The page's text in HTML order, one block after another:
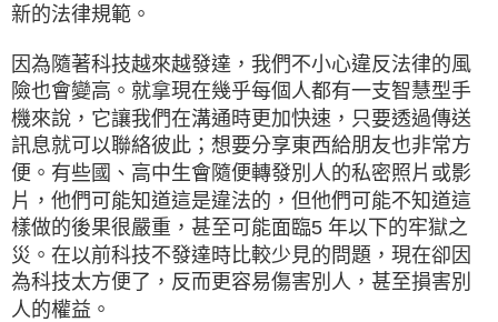
新的法律規範。
因為隨著科技越來越發達，我們不小心違反法律的風
險也會變高。就拿現在幾乎每個人都有一支智慧型手
機來說，它讓我們在溝通時更加快速，只要透過傳送
訊息就可以聯絡彼此；想要分享東西給朋友也非常方
便。有些國、高中生會隨便轉發別人的私密照片或影
片，他們可能知道這是違法的，但他們可能不知道這
樣做的後果很嚴重，甚至可能面臨5 年以下的牢獄之
災。在以前科技不發達時比較少見的問題，現在卻因
為科技太方便了，反而更容易傷害別人，甚至損害別
人的權益。